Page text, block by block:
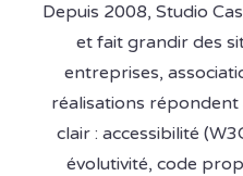
Depuis 2008, Studio
et fait grandir des
entreprises,
réalisations répondent
clair : accessibilité
évolutivité, code